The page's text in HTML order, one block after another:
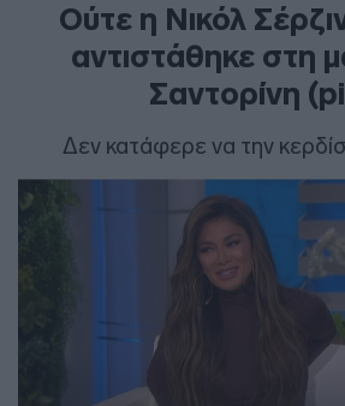
Ούτε η Νικόλ
αντιστάθηκε στη
Σαντορίνη
Δεν κατάφερε να την